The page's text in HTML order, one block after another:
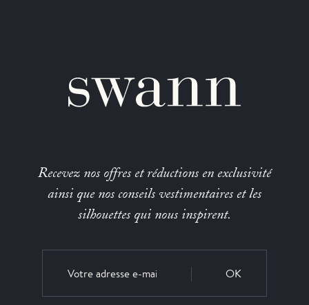
Recevez nos offres et réductions en exclusivité
ainsi que nos conseils vestimentaires et les
silhouettes qui nous inspirent.
OK